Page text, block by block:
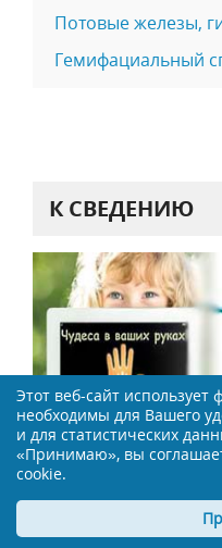
Потовые железы,
Гемифациальный
К СВЕДЕНИЮ
НАШИ
Этот веб-сайт
необходимы для Вашего
и для статистических
«Принимаю», вы
cookie.